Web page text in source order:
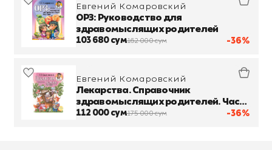
-36%
Евгений Комаровский
ОРЗ: Руководство для
здравомыслящих родителей
103 680 сум162 000 сум
-36%
Евгений Комаровский
Лекарства. Справочник
здравомыслящих родителей. Часть
3
112 000 сум175 000 сум